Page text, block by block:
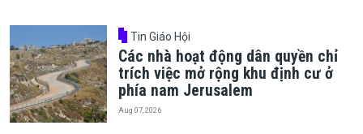
Tin Giáo Hội
Các nhà hoạt động dân quyền chỉ
trích việc mở rộng khu định cư ở
phía nam Jerusalem
Aug 07, 2026